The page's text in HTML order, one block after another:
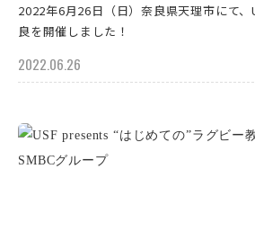
2022年6月26日（日）奈良県天理市にて
良を開催しました！
2022.06.26